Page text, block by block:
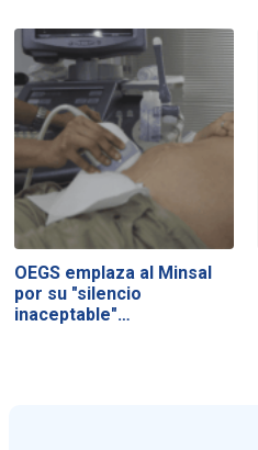
OEGS emplaza al Minsal
por su "silencio
inaceptable"…